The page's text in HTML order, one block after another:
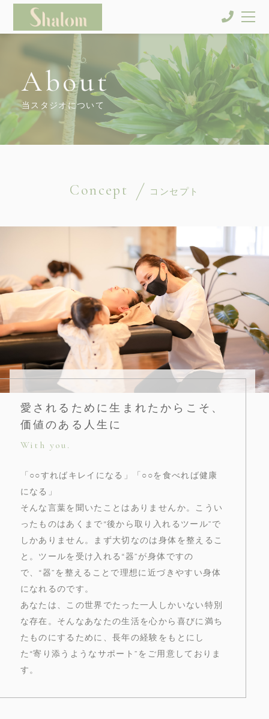
About
当スタジオについて
Concept コンセプト
愛されるために生まれたからこそ、
価値のある人生に
With you.
「○○すればキレイになる」「○○を食べれば健康
になる」
そんな言葉を聞いたことはありませんか。こうい
ったものはあくまで“後から取り入れるツール”で
しかありません。まず大切なのは身体を整えるこ
と。ツールを受け入れる“器”が身体ですの
で、“器”を整えることで理想に近づきやすい身体
になれるのです。
あなたは、この世界でたった一人しかいない特別
な存在。そんなあなたの生活を心から喜びに満ち
たものにするために、長年の経験をもとにし
た“寄り添うようなサポート”をご用意しておりま
す。